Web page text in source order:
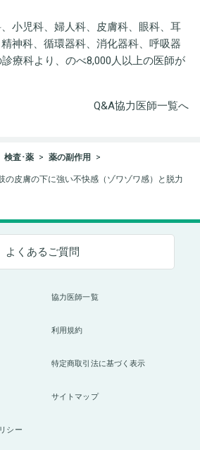
小児科、婦人科、皮膚科、眼科、耳
神科、循環器科、消化器科、呼吸器
療科より、のべ8,000人以上の医師が
Q&A協力医師一覧へ
検査･薬 薬の副作用
の皮膚の下に強い不快感（ゾワゾワ感）と脱力
よくあるご質問
協力医師一覧
利用規約
特定商取引法に基づく表示
サイトマップ
シー